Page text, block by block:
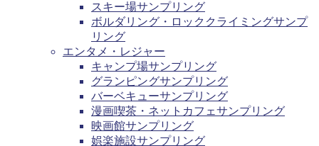
スキー場サンプリング
ボルダリング・ロッククライミングサンプ
リング
エンタメ・レジャー
キャンプ場サンプリング
グランピングサンプリング
バーベキューサンプリング
漫画喫茶・ネットカフェサンプリング
映画館サンプリング
娯楽施設サンプリング